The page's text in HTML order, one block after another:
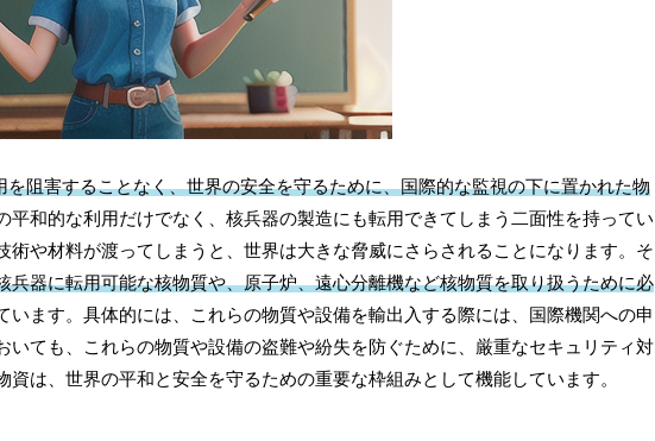
を阻害することなく、世界の安全を守るために、国際的な監視の下に置かれた物
和的な利用だけでなく、核兵器の製造にも転用できてしまう二面性を持ってい
や材料が渡ってしまうと、世界は大きな脅威にさらされることになります。そ
兵器に転用可能な核物質や、原子炉、遠心分離機など核物質を取り扱うために必
ます。具体的には、これらの物質や設備を輸出入する際には、国際機関への申
ても、これらの物質や設備の盗難や紛失を防ぐために、厳重なセキュリティ対
は、世界の平和と安全を守るための重要な枠組みとして機能しています。